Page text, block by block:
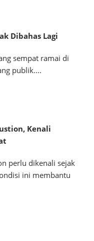
Dibahas Lagi
sempat ramai di
publik....
Kenali
perlu dikenali sejak
ini membantu